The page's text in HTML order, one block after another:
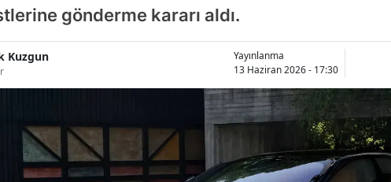
Bilecik
Bingöl
Bitlis
Burdur
gönderme kararı aldı.
Kuzgun
Yayınlanma
13 Haziran 2026 - 17:30